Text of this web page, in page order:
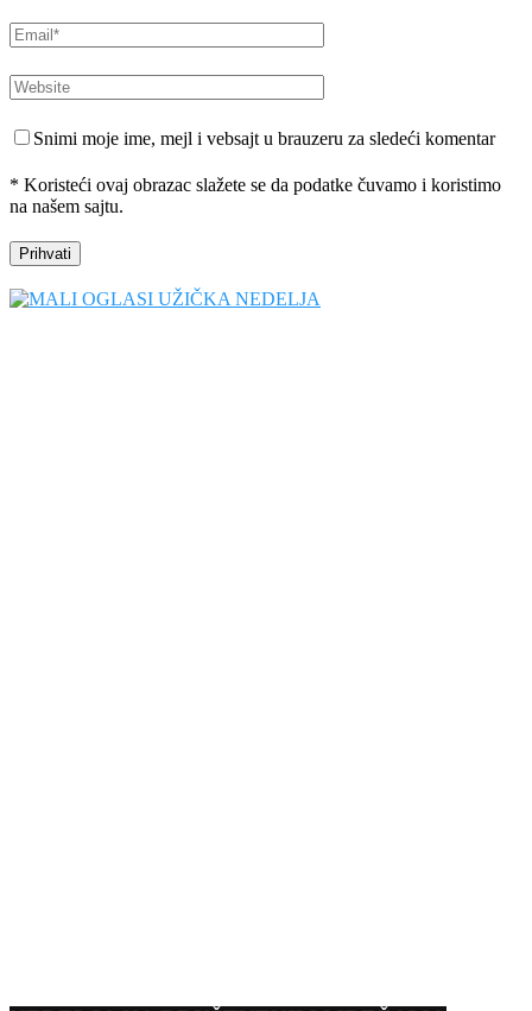
Snimi moje ime, mejl i vebsajt u brauzeru za sledeći komentar
* Koristeći ovaj obrazac slažete se da podatke čuvamo i koristimo
na našem sajtu.